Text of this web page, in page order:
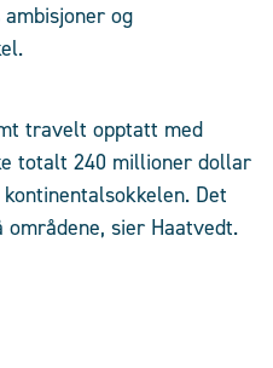
og
travelt opptatt med
totalt 240 millioner dollar
Det
sier Haatvedt.